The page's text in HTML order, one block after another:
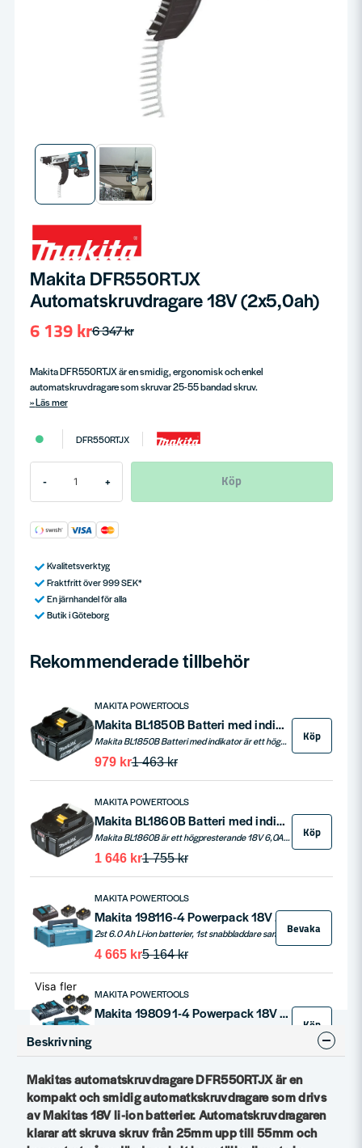
Makita DFR550RTJX
Automatskruvdragare 18V (2x5,0ah)
6 347 kr
6 139 kr
Makita DFR550RTJX är en smidig, ergonomisk och enkel
automatskruvdragare som skruvar 25-55 bandad skruv.
Läs mer
DFR550RTJX
- + Köp
Kvalitetsverktyg
Fraktfritt över 999 SEK*
En järnhandel för alla
Butik i Göteborg
Rekommenderade tillbehör
MAKITA POWERTOOLS
Makita BL1850B Batteri med indikator 18V 5,0ah
Makita BL1850B Batteri med indikator är ett högkvalitativt 18V-batteri med en kapacitet på 5,0 Ah som är utformat för att ge hög prestanda och pålitlig drifttid för Makitas 18V-verktyg. Batteriet har en inbyggd LED-indikator som visar batteriets laddningsnivå i realtid.
1 463 kr
979 kr
Köp
MAKITA POWERTOOLS
Makita BL1860B Batteri med indikator 18V 6,0ah
Makita BL1860B är ett högpresterande 18V 6,0Ah Li-ion batteri som är designat för att ge dina Makita-verktyg en kraftfull och långvarig prestanda. Med en praktisk laddningsindikator kan du enkelt hålla koll på batteriets status och planera ditt arbete effektivt. Detta batteri är utrustat med en avancerad säkerhetskrets som skyddar mot överladdning, överdragning och kortslutning, vilket garanterar en säker användning under alla förhållanden. Kompatibiliteten med ett brett utbud av Makita-verktyg gör det till en mångsidig komponent i din verktygssamling. Med en energikapacitet på 108 Wh och en nettovikt på endast 0,85 kg kombinerar Makita BL1860B pålitlighet med användarvänlighet.
1 755 kr
1 646 kr
Köp
MAKITA POWERTOOLS
Makita 198116-4 Powerpack 18V 2xBL1860B DC18RC MAKPAC
2st 6.0 Ah Li-ion batterier, 1st snabbladdare samt MAKPAC.
5 164 kr
4 665 kr
Bevaka
MAKITA POWERTOOLS
Makita 198091-4 Powerpack 18V 4xBL1860 & DC18RD
Köp
Visa fler
Beskrivning
Makitas automatskruvdragare DFR550RTJX är en
kompakt och smidig automatkskruvdragare som drivs
av Makitas 18V li-ion batterier. Automatskruvdragaren
klarar att skruva skruv från 25mm upp till 55mm och